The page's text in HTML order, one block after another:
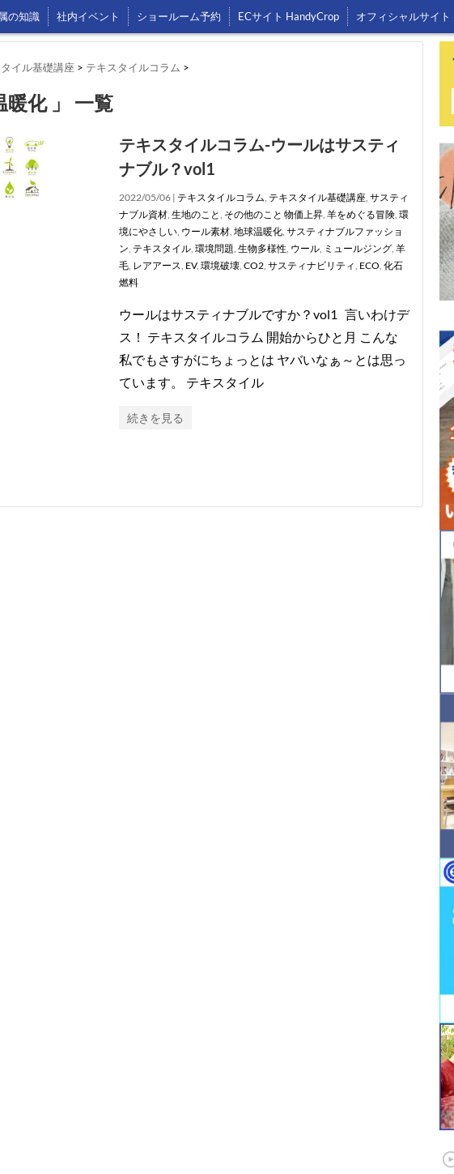
の知識 社内イベント ショールーム予約 ECサイト HandyCrop オフィシャルサイト
イル基礎講座 > テキスタイルコラム >
暖化 」 一覧
テキスタイルコラム-ウールはサスティ
ナブル？vol1
2022/05/06 | テキスタイルコラム, テキスタイル基礎講座, サスティ
ナブル資材, 生地のこと, その他のこと 物価上昇, 羊をめぐる冒険, 環
境にやさしい, ウール素材, 地球温暖化, サスティナブルファッショ
ン, テキスタイル, 環境問題, 生物多様性, ウール, ミュールジング, 羊
毛, レアアース, EV, 環境破壊, CO2, サスティナビリティ, ECO, 化石
燃料
ウールはサスティナブルですか？vol1 言いわけデ
ス！ テキスタイルコラム 開始からひと月 こんな
私でもさすがにちょっとは ヤバいなぁ～とは思っ
ています。 テキスタイル
続きを見る